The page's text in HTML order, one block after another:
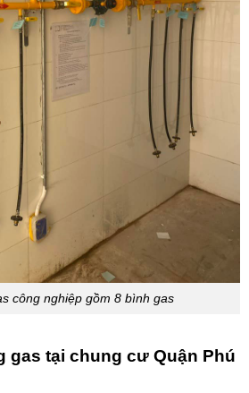
công nghiệp gồm 8 bình gas
gas tại chung cư Quận Phú